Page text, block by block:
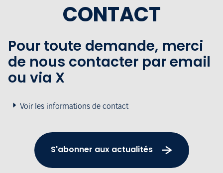
CONTACT
Pour toute demande, merci
de nous contacter par email
ou via X
Voir les informations de contact
S'abonner aux actualités